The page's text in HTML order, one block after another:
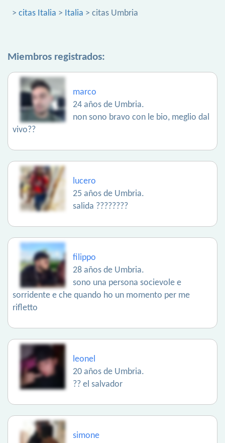
> citas Italia > Italia > citas Umbria
Miembros registrados:
marco
24 años de Umbria.
non sono bravo con le bio, meglio dal
vivo??
lucero
25 años de Umbria.
salida ????????
filippo
28 años de Umbria.
sono una persona socievole e
sorridente e che quando ho un momento per me
rifletto
leonel
20 años de Umbria.
?? el salvador
simone